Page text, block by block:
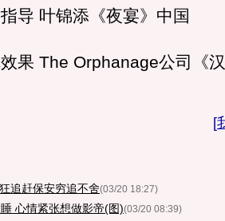
叶锦添《夜宴》中国
The Orphanage公司《
[
追赶保安穷追不舍(03/20 18:27)
心情紧张想做影帝(图)(03/20 08:39)